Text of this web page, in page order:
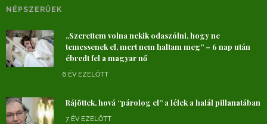
NÉPSZERŰEK
„Szerettem volna nekik odaszólni, hogy ne
temessenek el, mert nem haltam meg” – 6 nap után
ébredt fel a magyar nő
6 ÉV EZELŐTT
Rájöttek, hová “párolog el” a lélek a halál pillanatában
7 ÉV EZELŐTT